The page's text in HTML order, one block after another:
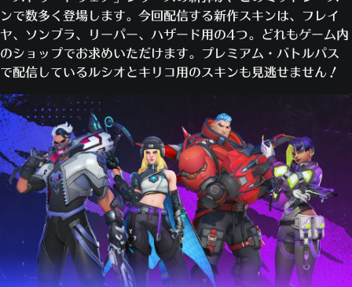
ンで数多く登場します。今回配信する新作スキンは、フレイ
ヤ、ソンブラ、リーパー、ハザード用の4つ。どれもゲーム内
のショップでお求めいただけます。プレミアム・バトルパス
で配信しているルシオとキリコ用のスキンも見逃せません！